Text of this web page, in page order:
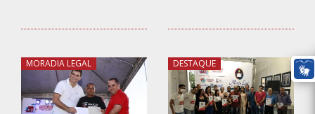
MORADIA LEGAL DESTAQUE